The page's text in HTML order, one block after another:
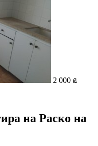
2 000 ₪
на Раско на